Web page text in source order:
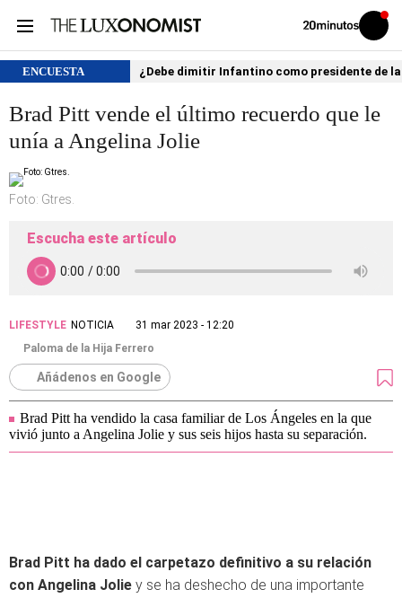
Volver
Iniciar
sesión
ENCUESTA ¿Debe dimitir Infantino como presidente de
Brad Pitt vende el último recuerdo que le
unía a Angelina Jolie
Foto: Gtres.
Escucha este artículo
LIFESTYLE NOTICIA
31 mar 2023 - 12:20
Paloma de la Hija Ferrero
Añádenos en Google
Brad Pitt ha vendido la casa familiar de Los Ángeles en la que
vivió junto a Angelina Jolie y sus seis hijos hasta su separación.
Brad Pitt ha dado el carpetazo definitivo a su relación
con Angelina Jolie y se ha deshecho de una importante